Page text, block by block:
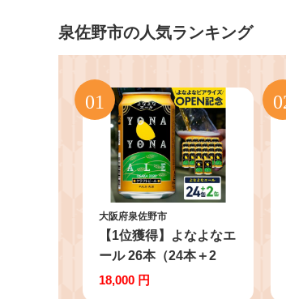
泉佐野市の人気ランキング
大阪府泉佐野市
【1位獲得】よなよなエ
ール 26本（24本＋2
本）【350ml 缶 ビール
18,000 円